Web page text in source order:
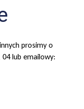
prosimy o
lub emailowy: